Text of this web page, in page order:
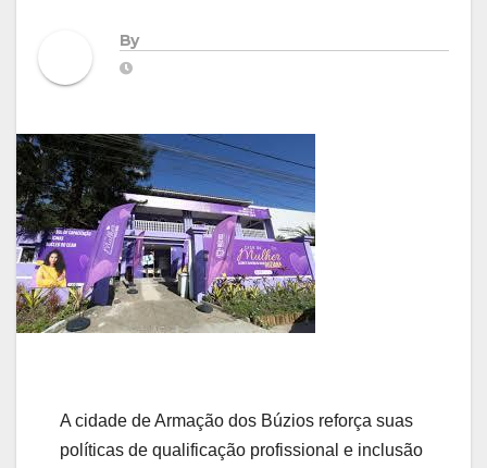
By
A cidade de Armação dos Búzios reforça suas
políticas de qualificação profissional e inclusão